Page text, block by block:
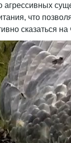
агрессивных
что
сказаться